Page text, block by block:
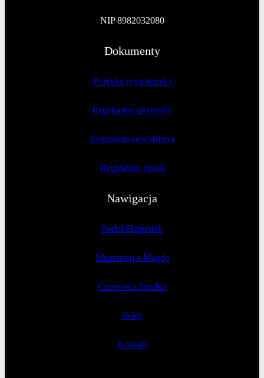
NIP 8982032080
Dokumenty
Polityka prywatności
Regulamin sprzedaży
Regulamin newslettera
Regulamin opinii
Nawigacja
Portal Ekspertek
Mentoring z Magdą
Czerwona Szpilka
Sklep
Kontakt